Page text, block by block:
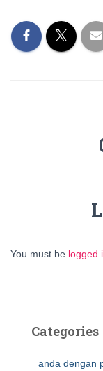
You must be logged
Categories
anda dengan